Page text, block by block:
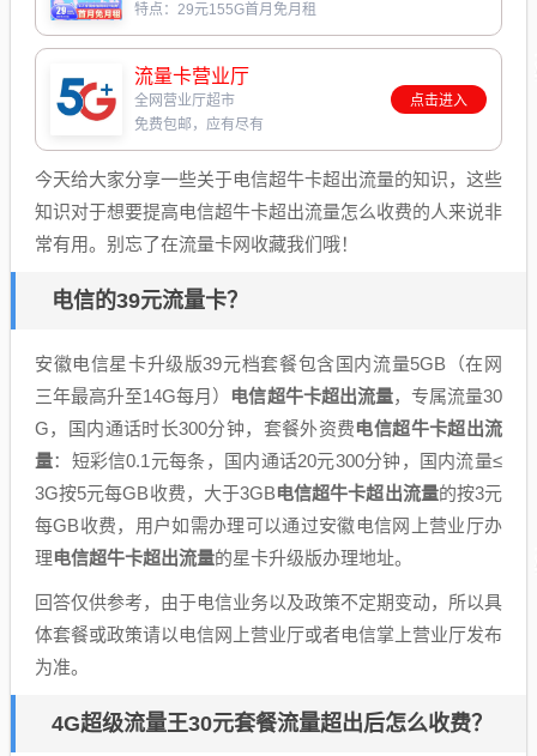
特点：29元155G首月免月租
流量卡营业厅
全网营业厅超市
免费包邮，应有尽有
点击进入
今天给大家分享一些关于电信超牛卡超出流量的知识，这些
知识对于想要提高电信超牛卡超出流量怎么收费的人来说非
常有用。别忘了在流量卡网收藏我们哦！
电信的39元流量卡？
安徽电信星卡升级版39元档套餐包含国内流量5GB（在网
三年最高升至14G每月） 电信超牛卡超出流量，专属流量30
G，国内通话时长300分钟，套餐外资费电信超牛卡超出流
量：短彩信0.1元每条，国内通话20元300分钟，国内流量≤
3G按5元每GB收费，大于3GB电信超牛卡超出流量的按3元
每GB收费，用户如需办理可以通过安徽电信网上营业厅办
理电信超牛卡超出流量的星卡升级版办理地址。
回答仅供参考，由于电信业务以及政策不定期变动，所以具
体套餐或政策请以电信网上营业厅或者电信掌上营业厅发布
为准。
4G超级流量王30元套餐流量超出后怎么收费？